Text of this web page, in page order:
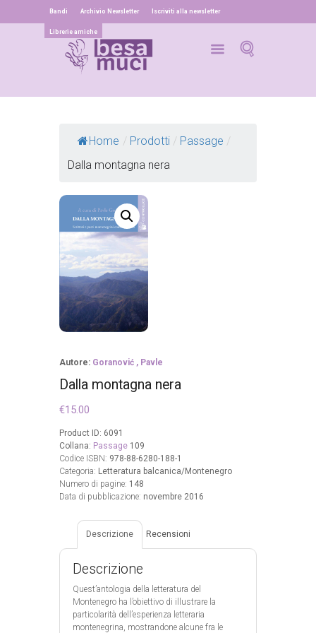
Bandi Archivio Newsletter Iscriviti alla newsletter
Librerie amiche
Home / Prodotti / Passage /
Dalla montagna nera
Autore: Goranović , Pavle
Dalla montagna nera
€15.00
Product ID: 6091
Collana: Passage 109
Codice ISBN: 978-88-6280-188-1
Categoria: Letteratura balcanica/Montenegro
Numero di pagine: 148
Data di pubblicazione: novembre 2016
Descrizione Recensioni
Descrizione
Quest’antologia della letteratura del
Montenegro ha l’obiettivo di illustrare la
particolarità dell’esperienza letteraria
montenegrina, mostrandone alcune fra le